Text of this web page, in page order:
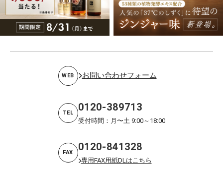
WEB お問い合わせフォーム
TEL 0120-389713
受付時間：月〜土 9:00～18:00
FAX 0120-841328
専用FAX用紙DLはこちら